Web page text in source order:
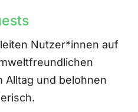
Nutzer*innen auf
Alltag und belohnen